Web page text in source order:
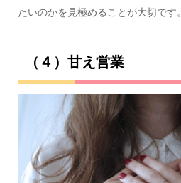
たいのかを見極めることが大切です。
（４）甘え営業